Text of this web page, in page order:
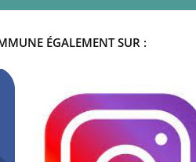
ÉGALEMENT SUR :